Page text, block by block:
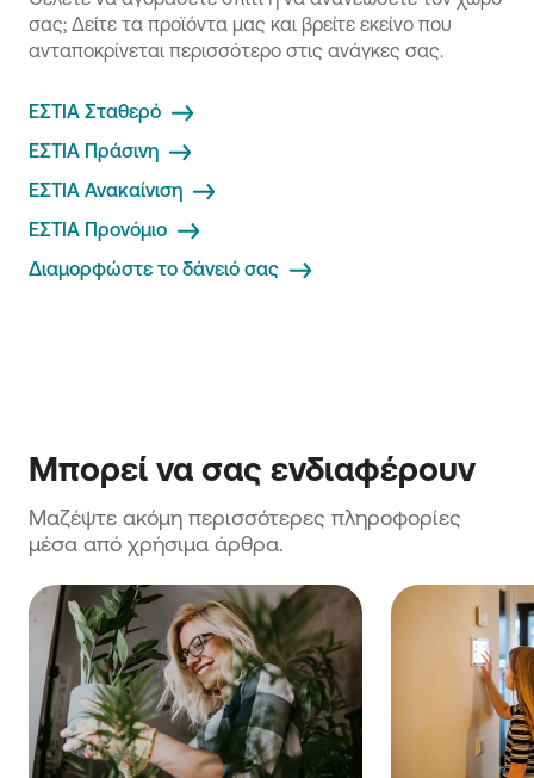
σας; Δείτε τα προϊόντα μας και βρείτε εκείνο που
ανταποκρίνεται περισσότερο στις ανάγκες σας.
ΕΣΤΙΑ Σταθερό
ΕΣΤΙΑ Πράσινη
ΕΣΤΙΑ Ανακαίνιση
ΕΣΤΙΑ Προνόμιο
Διαμορφώστε το δάνειό σας
Μπορεί να σας ενδιαφέρουν
Μαζέψτε ακόμη περισσότερες πληροφορίες
μέσα από χρήσιμα άρθρα.